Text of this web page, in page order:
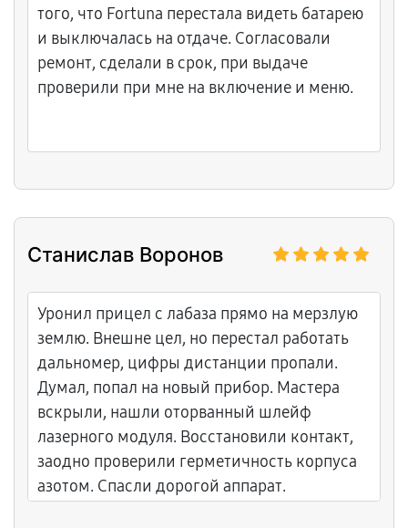
того, что Fortuna перестала видеть батарею
и выключалась на отдаче. Согласовали
ремонт, сделали в срок, при выдаче
проверили при мне на включение и меню.
Станислав Воронов
Уронил прицел с лабаза прямо на мерзлую
землю. Внешне цел, но перестал работать
дальномер, цифры дистанции пропали.
Думал, попал на новый прибор. Мастера
вскрыли, нашли оторванный шлейф
лазерного модуля. Восстановили контакт,
заодно проверили герметичность корпуса
азотом. Спасли дорогой аппарат.